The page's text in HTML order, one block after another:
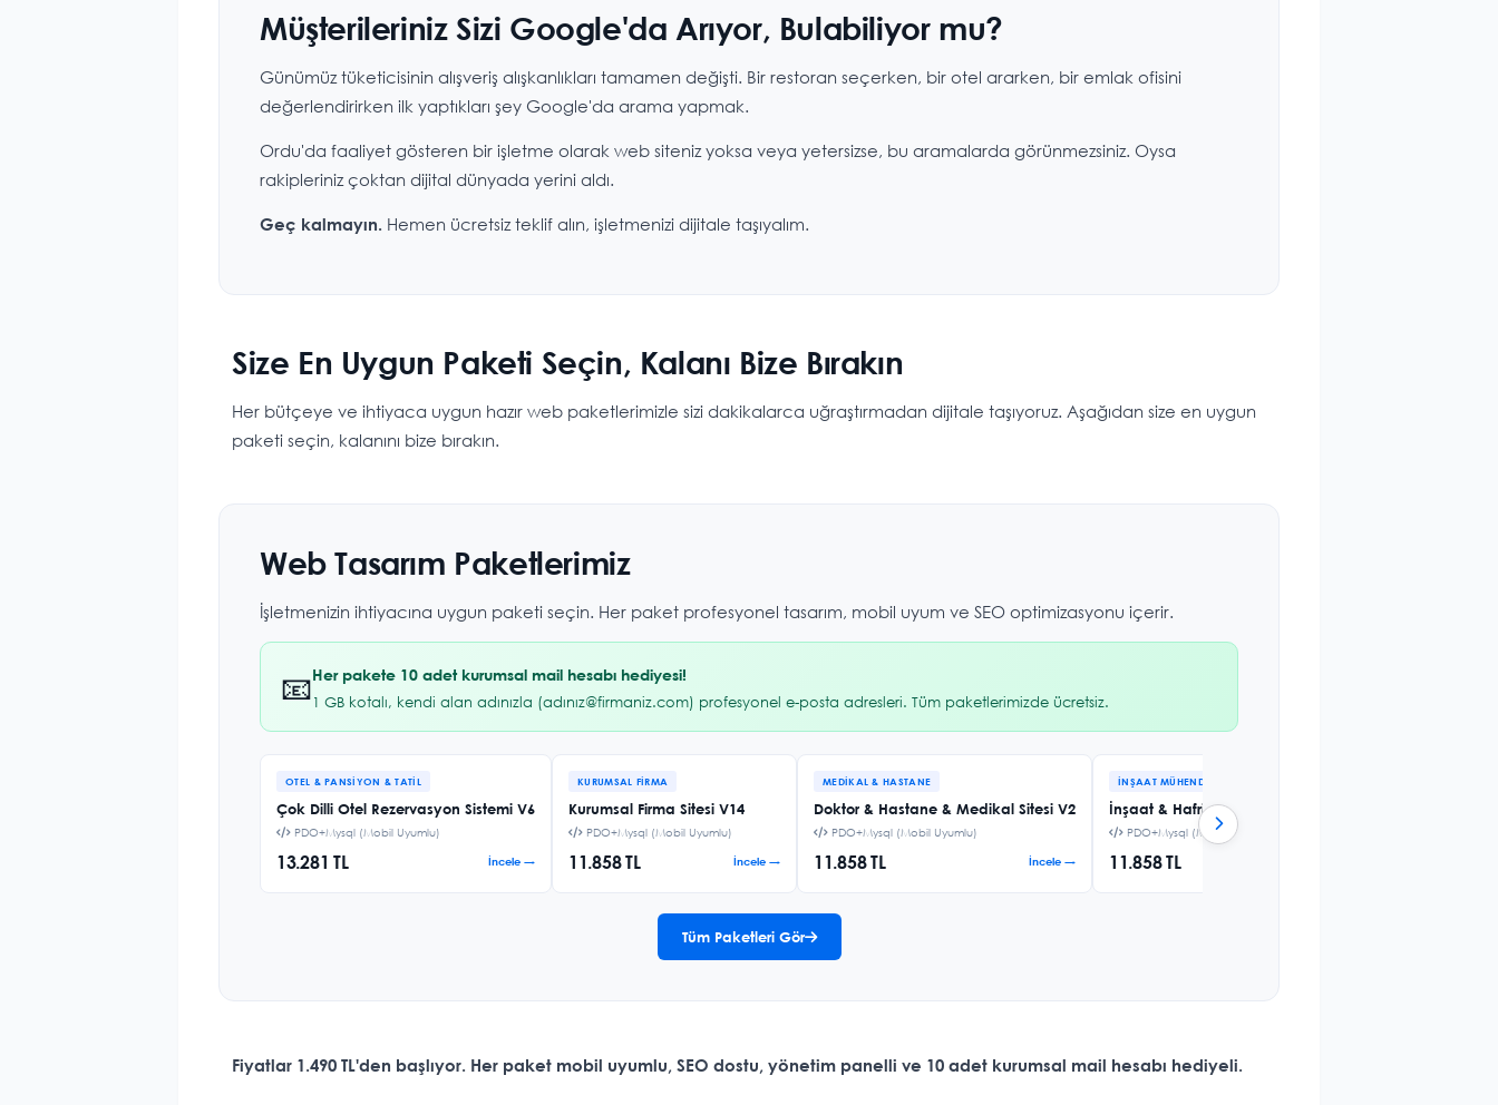
Müşterileriniz Sizi Google'da Arıyor, Bulabiliyor mu?
Günümüz tüketicisinin alışveriş alışkanlıkları tamamen değişti. Bir restoran seçerken, bir otel ararken, bir emlak ofisini
değerlendirirken ilk yaptıkları şey Google'da arama yapmak.
Ordu'da faaliyet gösteren bir işletme olarak web siteniz yoksa veya yetersizse, bu aramalarda görünmezsiniz. Oysa
rakipleriniz çoktan dijital dünyada yerini aldı.
Geç kalmayın. Hemen ücretsiz teklif alın, işletmenizi dijitale taşıyalım.
Size En Uygun Paketi Seçin, Kalanı Bize Bırakın
Her bütçeye ve ihtiyaca uygun hazır web paketlerimizle sizi dakikalarca uğraştırmadan dijitale taşıyoruz. Aşağıdan size en uygun
paketi seçin, kalanını bize bırakın.
Web Tasarım Paketlerimiz
İşletmenizin ihtiyacına uygun paketi seçin. Her paket profesyonel tasarım, mobil uyum ve SEO optimizasyonu içerir.
📧Her pakete 10 adet kurumsal mail hesabı hediyesi!
1 GB kotalı, kendi alan adınızla (adınız@firmaniz.com) profesyonel e-posta adresleri. Tüm paketlerimizde ücretsiz.
OTEL & PANSIYON & TATIL
Çok Dilli Otel Rezervasyon Sistemi V6
PDO+Mysql (Mobil Uyumlu)
13.281 TL İncele →
KURUMSAL FIRMA
Kurumsal Firma Sitesi V14
PDO+Mysql (Mobil Uyumlu)
11.858 TL İncele →
MEDIKAL & HASTANE
Doktor & Hastane & Medikal Sitesi V2
PDO+Mysql (Mobil Uyumlu)
11.858 TL İncele →
İNŞAAT MÜHENDISLIK
İnşaat & Hafriyat Firması Sitesi V7
PDO+Mysql (Mobil Uyumlu)
11.858 TL
Tüm Paketleri Gör
Fiyatlar 1.490 TL'den başlıyor. Her paket mobil uyumlu, SEO dostu, yönetim panelli ve 10 adet kurumsal mail hesabı hediyeli.